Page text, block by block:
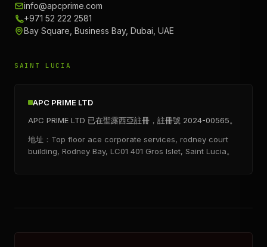
info@apcprime.com
+971 52 222 2581
Bay Square, Business Bay, Dubai, UAE
SAINT LUCIA
APC PRIME LTD
APC PRIME LTD 已在聖露西亞註冊，註冊號 2024-00565。
地址：Top floor ace corporate services, rodney court
building, Rodney Bay, LC01 401 Gros Islet, Saint Lucia。